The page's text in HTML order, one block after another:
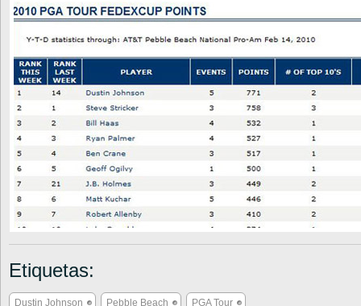
Etiquetas:
Dustin Johnson Pebble Beach PGA Tour